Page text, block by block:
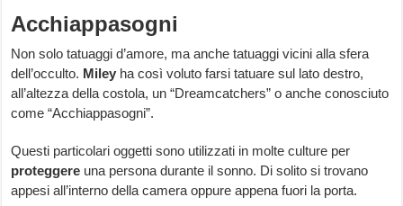
Acchiappasogni
Non solo tatuaggi d’amore, ma anche tatuaggi vicini alla sfera
dell’occulto. Miley ha così voluto farsi tatuare sul lato destro,
all’altezza della costola, un “Dreamcatchers” o anche conosciuto
come “Acchiappasogni”.
Questi particolari oggetti sono utilizzati in molte culture per
proteggere una persona durante il sonno. Di solito si trovano
appesi all’interno della camera oppure appena fuori la porta.